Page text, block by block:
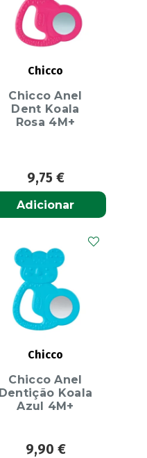
Chicco
Chicco Anel
Dent Koala
Rosa 4M+
9,75 €
Adicionar
Chicco
Chicco Anel
Dentição Koala
Azul 4M+
9,90 €